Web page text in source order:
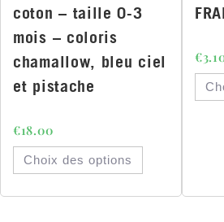
coton – taille 0-3
mois – coloris
chamallow, bleu ciel
et pistache
€18.00
Choix des options
€